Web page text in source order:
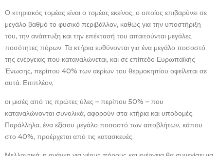
Ο κτηριακός τομέας είναι ο τομέας εκείνος, ο οποίος επιβαρύνει σε
μεγάλο βαθμό το φυσικό περιβάλλον, καθώς για την υποστήριξη
του, την ανάπτυξη και την επέκτασή του απαιτούνται μεγάλες
ποσότητες πόρων. Τα κτήρια ευθύνονται για ένα μεγάλο ποσοστό
της ενέργειας που καταναλώνεται, και σε επίπεδο Ευρωπαϊκής
Ένωσης, περίπου 40% των αερίων του θερμοκηπίου οφείλεται σε
αυτά. Επιπλέον,
οι μισές από τις πρώτες ύλες – περίπου 50% – που
καταναλώνονται συνολικά, αφορούν στα κτήρια και υποδομές.
Παράλληλα, ένα εξίσου μεγάλο ποσοστό των αποβλήτων, κάπου
στο 40%, προέρχεται από τις κατασκευές.